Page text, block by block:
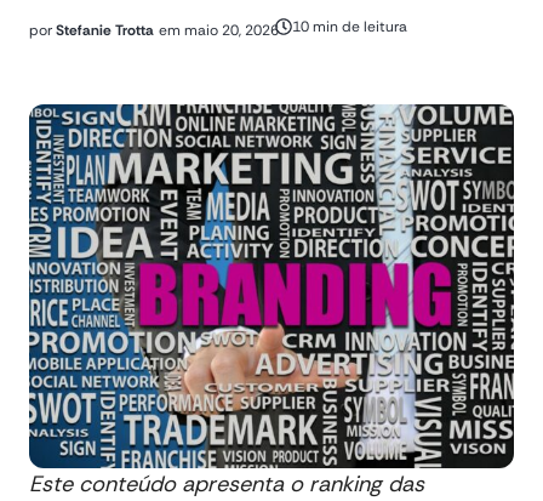
porStefanie Trotta em maio 20, 2026 10 min de leitura
Este conteúdo apresenta o ranking das